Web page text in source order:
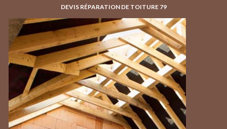
DEVIS RÉPARATION DE TOITURE 79